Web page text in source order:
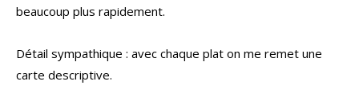
beaucoup plus rapidement.
Détail sympathique : avec chaque plat on me remet une
carte descriptive.